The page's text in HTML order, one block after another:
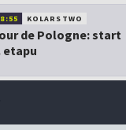
KOLARSTWO
de Pologne: start
etapu